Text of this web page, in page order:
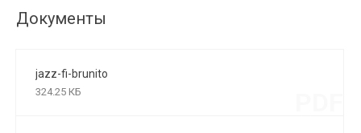
Документы
jazz-fi-brunito
324.25 КБ